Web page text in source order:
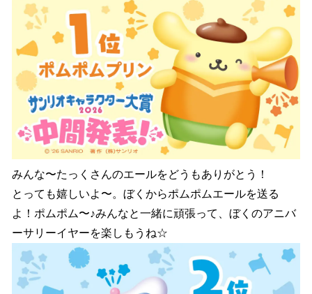
みんな〜たっくさんのエールをどうもありがとう！
とっても嬉しいよ〜。ぼくからポムポムエールを送る
よ！ポムポム〜♪みんなと一緒に頑張って、ぼくのアニバ
ーサリーイヤーを楽しもうね☆